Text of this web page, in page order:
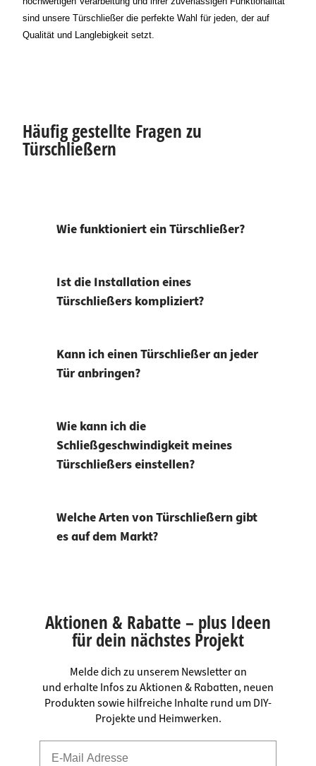
sind unsere Türschließer die perfekte Wahl für jeden, der auf
Qualität und Langlebigkeit setzt.
Häufig gestellte Fragen zu
Türschließern
Wie funktioniert ein Türschließer?
Ist die Installation eines
Türschließers kompliziert?
Kann ich einen Türschließer an jeder
Tür anbringen?
Wie kann ich die
Schließgeschwindigkeit meines
Türschließers einstellen?
Welche Arten von Türschließern gibt
es auf dem Markt?
Aktionen & Rabatte – plus Ideen
für dein nächstes Projekt
Melde dich zu unserem Newsletter an
und erhalte Infos zu Aktionen & Rabatten, neuen
Produkten sowie hilfreiche Inhalte rund um DIY-
Projekte und Heimwerken.